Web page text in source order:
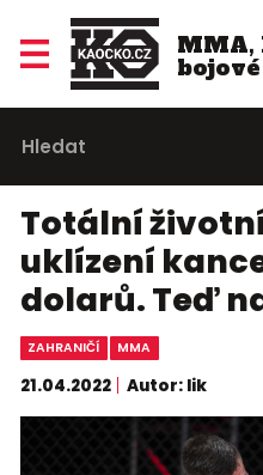
MMA,
Totální
uklízení
dolarů. Teď
ZAHRANIČÍ MMA
21.04.2022 Autor: lik